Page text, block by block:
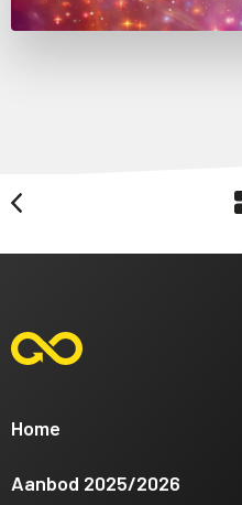
Home
Aanbod 2025/2026